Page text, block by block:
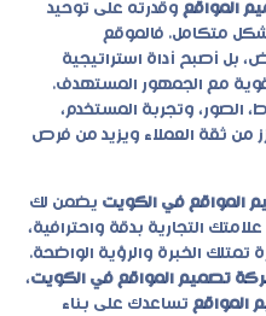
المواقع وقدرته على توحيد
متكامل. فالموقع
بل أصبح أداة استراتيجية
مع الجمهور المستهدف.
الصور، وتجربة المستخدم،
ثقة العملاء ويزيد من فرص
المواقع في الكويت يضمن لك
التجارية بدقة واحترافية،
الخبرة والرؤية الواضحة.
تصميم المواقع في الكويت،
المواقع تساعدك على بناء